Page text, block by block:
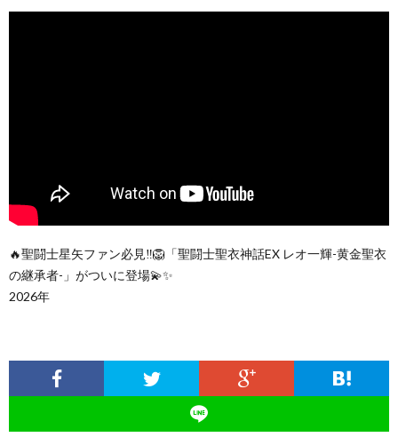
🔥聖闘士星矢ファン必見‼️🦁「聖闘士聖衣神話EX レオ一輝-黄金聖衣
の継承者-」がついに登場💫✨
2026年